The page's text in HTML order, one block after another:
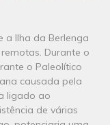
a Ilha da Berlenga
Durante o
o Paleolítico
causada pela
ligado ao
de várias